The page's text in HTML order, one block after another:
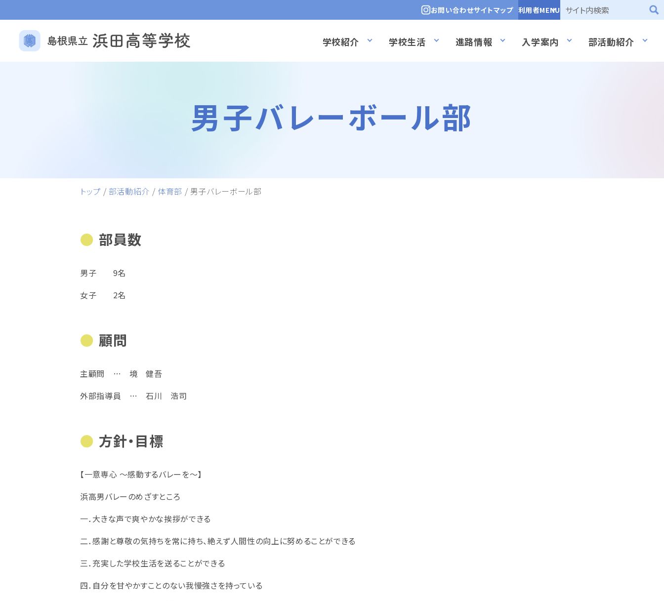
お問い合わせサイトマップ 利用者MENU
学校紹介 学校生活 進路情報 入学案内 部活動紹介
男子バレーボール部
トップ / 部活動紹介 / 体育部 / 男子バレーボール部
部員数
男子 9名
女子 2名
顧問
主顧問 … 境 健吾
外部指導員 … 石川 浩司
方針・目標
【一意専心 ～感動するバレーを～】
浜高男バレーのめざすところ
一．大きな声で爽やかな挨拶ができる
二．感謝と尊敬の気持ちを常に持ち、絶えず人間性の向上に努めることができる
三．充実した学校生活を送ることができる
四．自分を甘やかすことのない我慢強さを持っている